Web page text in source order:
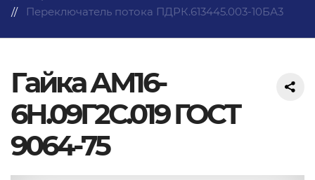
Переключатель потока ПДРК.613445.003-10БА3
Гайка АМ16-
6Н.09Г2С.019 ГОСТ
9064-75